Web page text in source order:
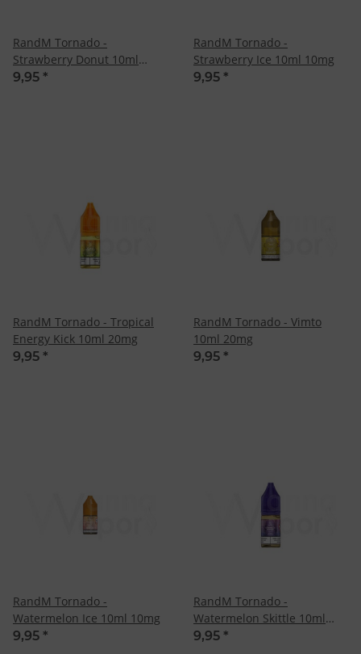
RandM Tornado -
Strawberry Donut 10ml
20mg
9,95 *
RandM Tornado -
Strawberry Ice 10ml 10mg
9,95 *
RandM Tornado - Tropical
Energy Kick 10ml 20mg
9,95 *
RandM Tornado - Vimto
10ml 20mg
9,95 *
RandM Tornado -
Watermelon Ice 10ml 10mg
9,95 *
RandM Tornado -
Watermelon Skittle 10ml
20mg
9,95 *